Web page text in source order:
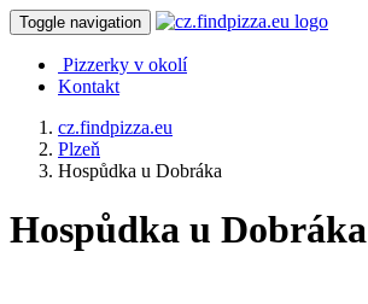
Toggle navigation
Pizzerky v okolí
Kontakt
cz.findpizza.eu
Plzeň
Hospůdka u Dobráka
Hospůdka u Dobráka